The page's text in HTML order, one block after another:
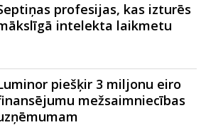
profesijas, kas izturēs
intelekta laikmetu
piešķir 3 miljonu eiro
mežsaimniecības